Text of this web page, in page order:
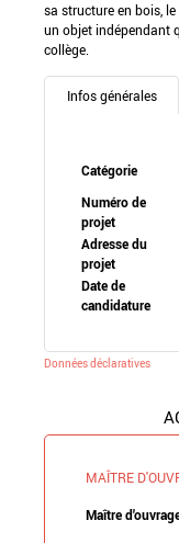
sa structure en bois,
un objet indépendant
collège.
Infos générales
Catégorie
Numéro de
projet
Adresse du
projet
Date de
candidature
Données déclaratives
MAÎTRE
Maître